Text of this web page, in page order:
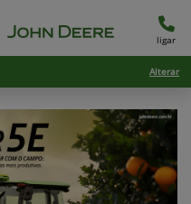
ligar
Alterar